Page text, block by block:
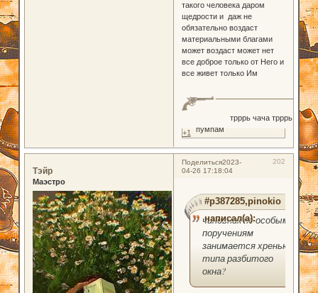
такого человека даром
щедрости и даж не
обязательно воздаст
материальными благами
может воздаст может нет
все доброе только от Него и
все живет только Им
трррь чача трррь
пумпам
+1
Поделиться 202
2023-
04-26 17:18:04
Тэйр
Маэстро
#p387285,pinokio
написал(а):
чиновник по особым
поручениям
занимается хренью
типа разбитого
окна?